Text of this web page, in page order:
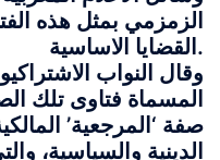
الزمزمي بمثل هذه
القضايا الاساسية.
وقال النواب
المسماة فتاوى تلك
صفة ‘المرجعية’
الدينية والسياسية،